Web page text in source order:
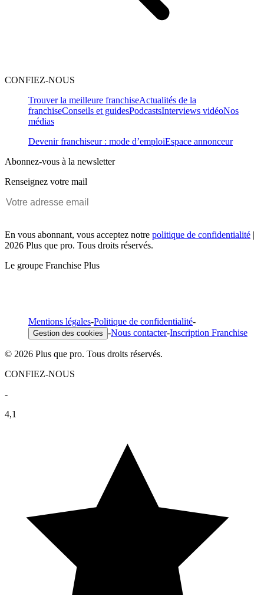
CONFIEZ-NOUS
Trouver la meilleure franchiseActualités de la
franchiseConseils et guidesPodcastsInterviews vidéoNos
médias
Devenir franchiseur : mode d’emploiEspace annonceur
Abonnez-vous à la newsletter
Renseignez votre mail
En vous abonnant, vous acceptez notre politique de confidentialité |
2026 Plus que pro. Tous droits réservés.
Le groupe Franchise Plus
Mentions légales-Politique de confidentialité-
Gestion des cookies -Nous contacter-Inscription Franchise
© 2026 Plus que pro. Tous droits réservés.
CONFIEZ-NOUS
-
4,1